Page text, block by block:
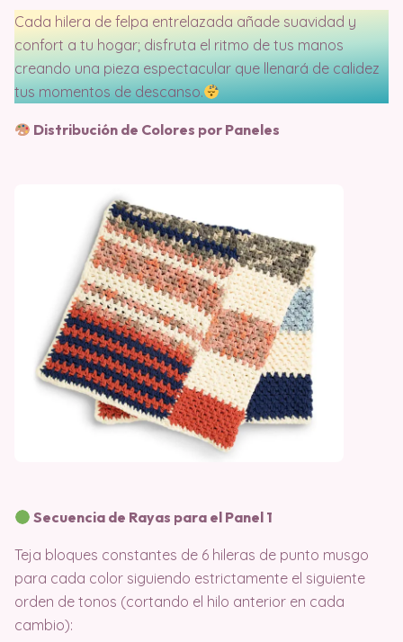
Cada hilera de felpa entrelazada añade suavidad y
confort a tu hogar; disfruta el ritmo de tus manos
creando una pieza espectacular que llenará de calidez
tus momentos de descanso.
Distribución de Colores por Paneles
Secuencia de Rayas para el Panel 1
Teja bloques constantes de 6 hileras de punto musgo
para cada color siguiendo estrictamente el siguiente
orden de tonos (cortando el hilo anterior en cada
cambio):